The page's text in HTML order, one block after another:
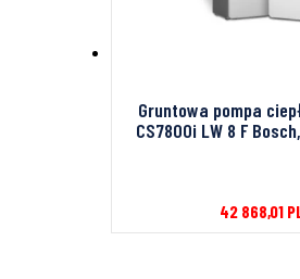
Gruntowa pompa
CS7800i LW 8 F
42 868,01